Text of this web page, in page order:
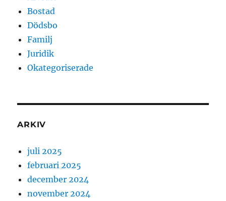
Bostad
Dödsbo
Familj
Juridik
Okategoriserade
ARKIV
juli 2025
februari 2025
december 2024
november 2024